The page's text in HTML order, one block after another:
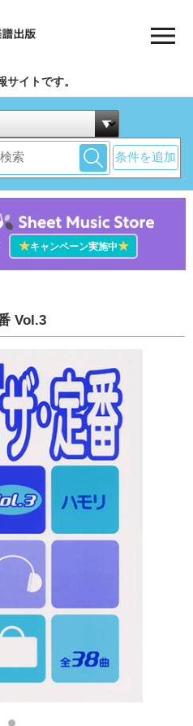
イトです。
条件を追加
★キャンペーン実施中★
Vol.3